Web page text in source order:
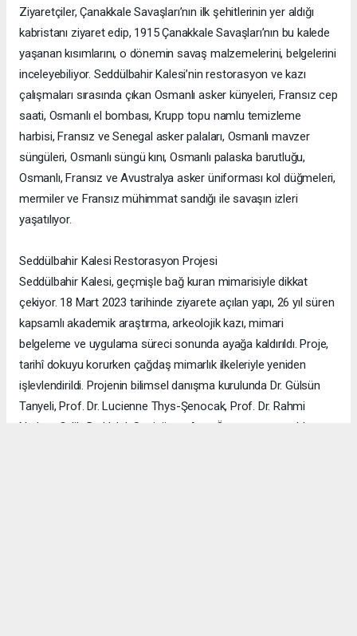
Ziyaretçiler, Çanakkale Savaşları’nın ilk şehitlerinin yer aldığı
kabristanı ziyaret edip, 1915 Çanakkale Savaşları’nın bu kalede
yaşanan kısımlarını, o dönemin savaş malzemelerini, belgelerini
inceleyebiliyor. Seddülbahir Kalesi’nin restorasyon ve kazı
çalışmaları sırasında çıkan Osmanlı asker künyeleri, Fransız cep
saati, Osmanlı el bombası, Krupp topu namlu temizleme
harbisi, Fransız ve Senegal asker palaları, Osmanlı mavzer
süngüleri, Osmanlı süngü kını, Osmanlı palaska barutluğu,
Osmanlı, Fransız ve Avustralya asker üniforması kol düğmeleri,
mermiler ve Fransız mühimmat sandığı ile savaşın izleri
yaşatılıyor.
Seddülbahir Kalesi Restorasyon Projesi
Seddülbahir Kalesi, geçmişle bağ kuran mimarisiyle dikkat
çekiyor. 18 Mart 2023 tarihinde ziyarete açılan yapı, 26 yıl süren
kapsamlı akademik araştırma, arkeolojik kazı, mimari
belgeleme ve uygulama süreci sonunda ayağa kaldırıldı. Proje,
tarihî dokuyu korurken çağdaş mimarlık ilkeleriyle yeniden
işlevlendirildi. Projenin bilimsel danışma kurulunda Dr. Gülsün
Tanyeli, Prof. Dr. Lucienne Thys-Şenocak, Prof. Dr. Rahmi
Nurhan Çelik, Dr. Haluk Sesigür ve Arzu Özsavaşcı yer aldı.